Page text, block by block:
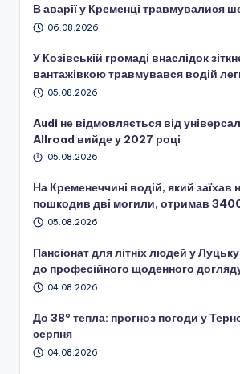
В аварії у Кременці травмувалися
06.08.2026
У Козівській громаді внаслідок
вантажівкою травмувався водій
05.08.2026
Audi не відмовляється від
Allroad вийде у 2027 році
05.08.2026
На Кременеччині водій, який заїхав
пошкодив дві могили, отримав
05.08.2026
Пансіонат для літніх людей у
до професійного щоденного
04.08.2026
До 38° тепла: прогноз погоди у
серпня
04.08.2026